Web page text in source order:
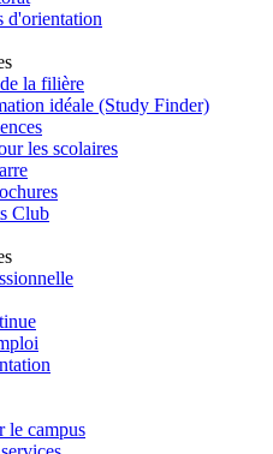
d'orientation
la filière
idéale (Study Finder)
les scolaires
Club
le campus